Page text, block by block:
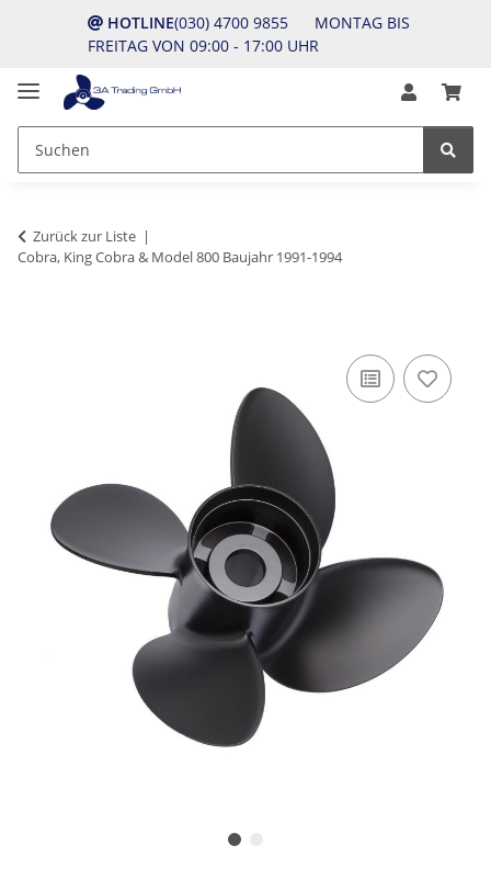
HOTLINE(030) 4700 9855 MONTAG BIS
FREITAG VON 09:00 - 17:00 UHR
Zurück zur Liste
Cobra, King Cobra & Model 800 Baujahr 1991-1994